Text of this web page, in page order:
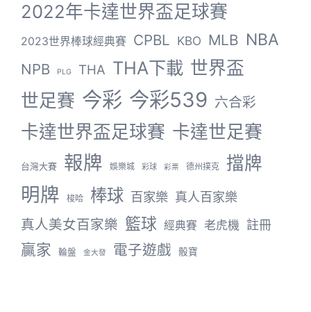
2022年卡達世界盃足球賽
2023世界棒球經典賽 CPBL KBO MLB NBA
NPB PLG THA THA下載 世界盃
世足賽 今彩 今彩539 六合彩
卡達世界盃足球賽 卡達世足賽
台灣大賽 報牌 娛樂城 彩球 彩票 德州撲克 擋牌
明牌 梭哈 棒球 百家樂 真人百家樂
真人美女百家樂 籃球 經典賽 老虎機 註冊
贏家 輪盤 金大發 電子遊戲 骰寶